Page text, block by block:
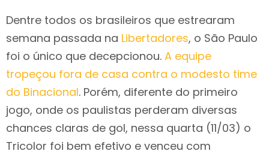
Dentre todos os brasileiros que estrearam
semana passada na Libertadores, o São Paulo
foi o único que decepcionou. A equipe
tropeçou fora de casa contra o modesto time
do Binacional. Porém, diferente do primeiro
jogo, onde os paulistas perderam diversas
chances claras de gol, nessa quarta (11/03) o
Tricolor foi bem efetivo e venceu com